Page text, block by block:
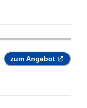
zum Angebot